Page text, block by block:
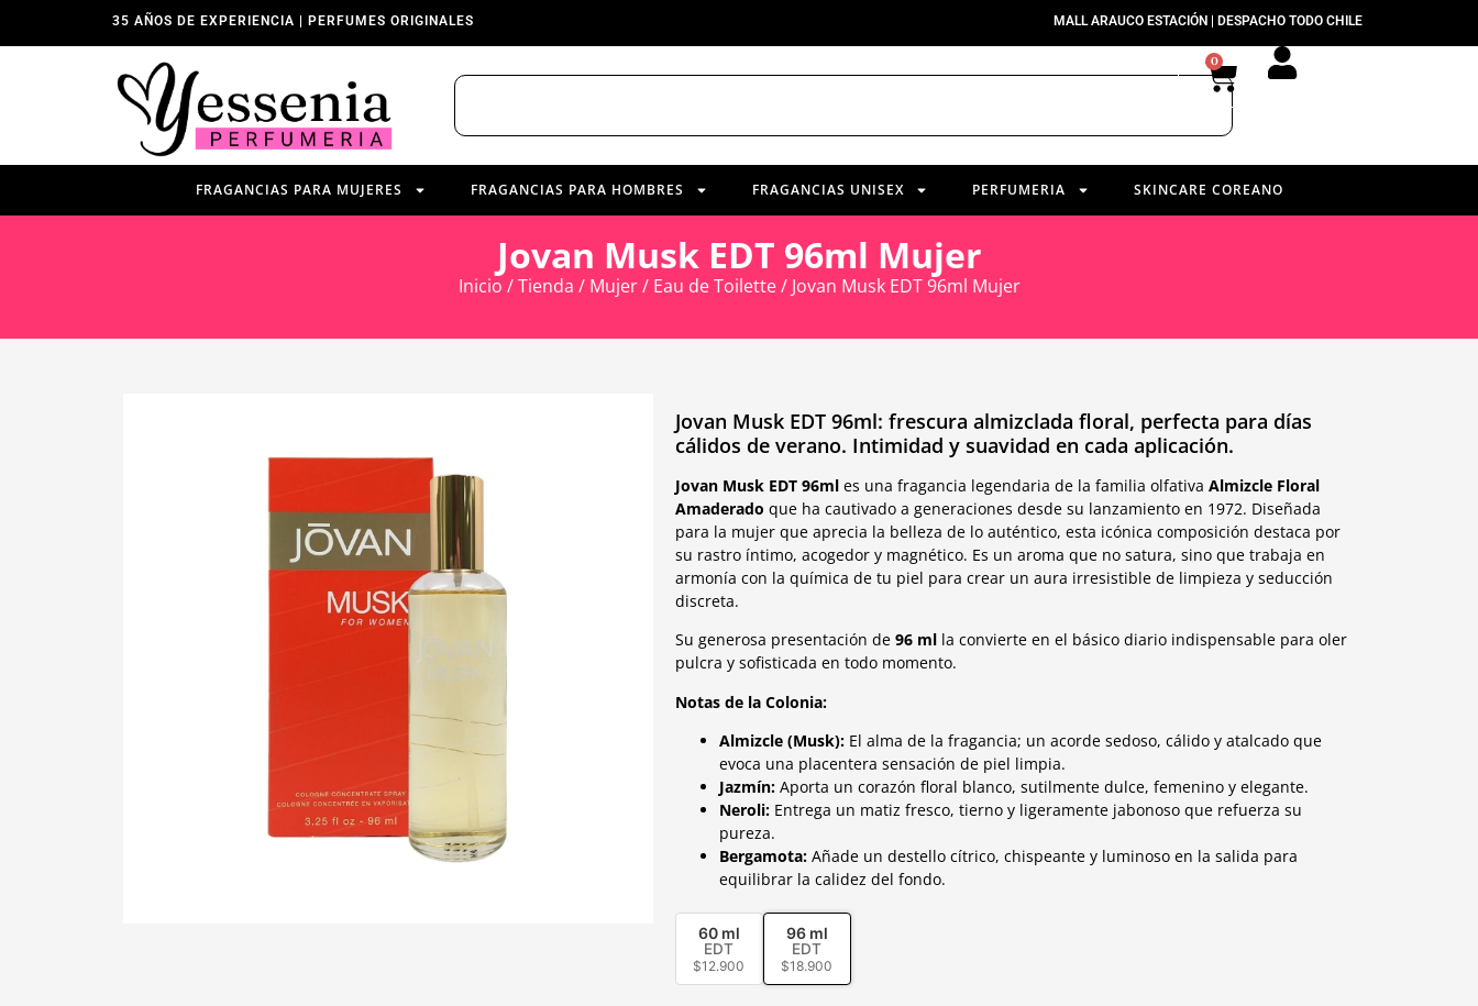
35 AÑOS DE EXPERIENCIA | PERFUMES ORIGINALES MALL ARAUCO ESTACIÓN | DESPACHO TODO CHILE
0
FRAGANCIAS PARA MUJERES FRAGANCIAS PARA HOMBRES FRAGANCIAS UNISEX PERFUMERIA SKINCARE COREANO
Jovan Musk EDT 96ml Mujer
Inicio /Tienda / Mujer/ Eau de Toilette/ Jovan Musk EDT 96ml Mujer
Jovan Musk EDT 96ml: frescura almizclada floral, perfecta para días
cálidos de verano. Intimidad y suavidad en cada aplicación.
Jovan Musk EDT 96mles una fragancia legendaria de la familia olfativa Almizcle Floral
Amaderado que ha cautivado a generaciones desde su lanzamiento en 1972. Diseñada
para la mujer que aprecia la belleza de lo auténtico, esta icónica composición destaca por
su rastro íntimo, acogedor y magnético. Es un aroma que no satura, sino que trabaja en
armonía con la química de tu piel para crear un aura irresistible de limpieza y seducción
discreta.
Su generosa presentación de 96 mlla convierte en el básico diario indispensable para oler
pulcra y sofisticada en todo momento.
Notas de la Colonia:
Almizcle (Musk):El alma de la fragancia; un acorde sedoso, cálido y atalcado que
evoca una placentera sensación de piel limpia.
Jazmín:Aporta un corazón floral blanco, sutilmente dulce, femenino y elegante.
Neroli:Entrega un matiz fresco, tierno y ligeramente jabonoso que refuerza su
pureza.
Bergamota:Añade un destello cítrico, chispeante y luminoso en la salida para
equilibrar la calidez del fondo.
60 ml
EDT
$12.900
96 ml
EDT
$18.900